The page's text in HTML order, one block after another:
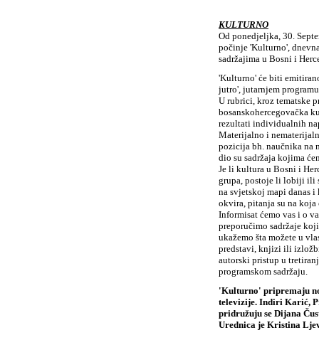
KULTURNO
Od ponedjeljka, 30.
počinje 'Kulturno',
sadržajima u Bosni i
'Kulturno' će biti
jutro', jutarnjem
U rubrici, kroz tematske
bosanskohercegovačka
rezultati individualnih
Materijalno i
pozicija bh. naučnika na
dio su sadržaja kojima
Je li kultura u Bosni i
grupa, postoje li lobiji ili
na svjetskoj mapi danas
okvira, pitanja su na
Informisat ćemo vas i o
preporučimo sadržaje
ukažemo šta možete u
predstavi, knjizi ili
autorski pristup u
programskom sadržaju.
'Kulturno' pripremaju
televizije. Indiri Karić,
pridružuju se Dijana
Urednica je Kristina